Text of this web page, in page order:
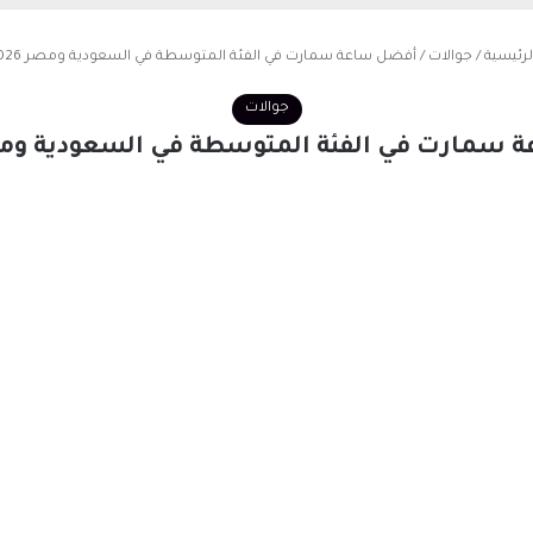
/ جوالات / أفضل ساعة سمارت في الفئة المتوسطة في السعودية ومصر 2026..
جوالات
في الفئة المتوسطة في السعودية ومصر